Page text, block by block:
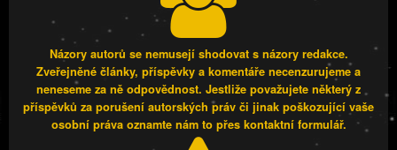
Názory autorů se nemusejí shodovat s názory redakce.
Zveřejněné články, příspěvky a komentáře necenzurujeme a
neneseme za ně odpovědnost. Jestliže považujete některý z
příspěvků za porušení autorských práv či jinak poškozující vaše
osobní práva oznamte nám to přes kontaktní formulář.